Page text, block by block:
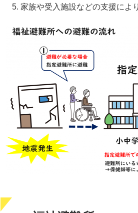
家族や受入施設などの支援によ